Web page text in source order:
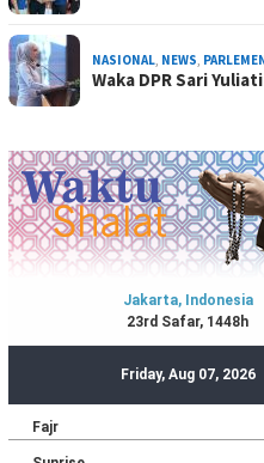
NASIONAL, NEWS,
Waka DPR Sari